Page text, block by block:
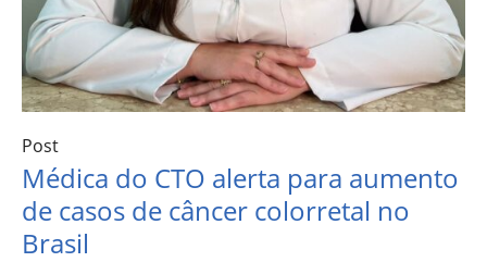
Post
Médica do CTO alerta para aumento
de casos de câncer colorretal no
Brasil